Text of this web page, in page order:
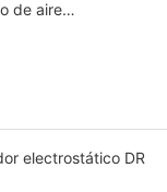
de aire
electrostático DR